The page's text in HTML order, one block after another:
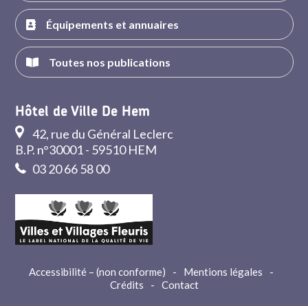
Équipements et annuaires
Toutes nos publications
Hôtel de Ville De Hem
42, rue du Général Leclerc
B.P. n°30001 - 59510 HEM
03 20 66 58 00
Accessibilité – (non conforme) - Mentions légales
-
Crédits
- Contact